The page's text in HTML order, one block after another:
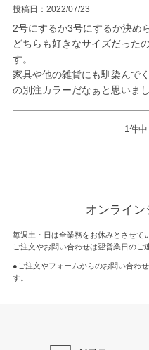
投稿日 2022/07/23
2号にするか3号にするか決め
どちらも好きなサイズだった
す。
家具や他の雑貨にも馴染んで
の別注カラーだなぁと思いまし
1 件中
オンライン
毎週土・日は全業務をお休みとさせて
ご注文やお問い合わせは翌営業日のご
●ご注文やフォームからのお問い合わせ
す。